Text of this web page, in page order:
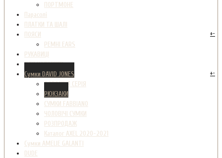
ПОРТМОНЕ
Парасолі
ПЛАТКИ ТА ШАЛІ
ПОЯСИ
+-
РЕМНІ EARS
РУКАВИЦІ
ДЛЯ ЧОЛОВІКІВ
Сумки DAVID JONES
+-
ДОРОЖНЯ СЕРІЯ
РЮКЗАКИ
СУМКИ FABBIANO
ЧОЛОВІЧІ СУМКИ
РОЗПРОДАЖ
Каталог AXEL 2020-2021
Сумки AMELIE GALANTI
DUDE